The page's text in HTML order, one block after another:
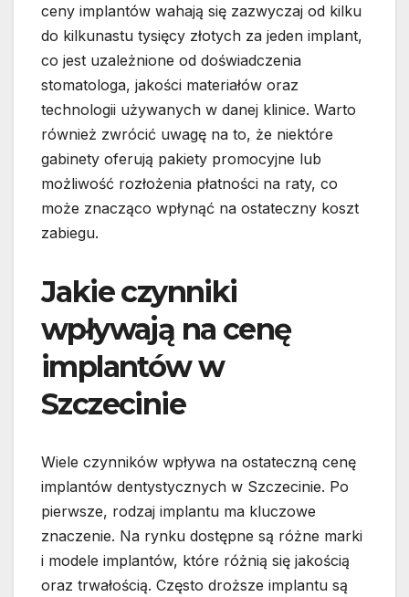
ceny implantów wahają się zazwyczaj od kilku
do kilkunastu tysięcy złotych za jeden implant,
co jest uzależnione od doświadczenia
stomatologa, jakości materiałów oraz
technologii używanych w danej klinice. Warto
również zwrócić uwagę na to, że niektóre
gabinety oferują pakiety promocyjne lub
możliwość rozłożenia płatności na raty, co
może znacząco wpłynąć na ostateczny koszt
zabiegu.
Jakie czynniki
wpływają na cenę
implantów w
Szczecinie
Wiele czynników wpływa na ostateczną cenę
implantów dentystycznych w Szczecinie. Po
pierwsze, rodzaj implantu ma kluczowe
znaczenie. Na rynku dostępne są różne marki
i modele implantów, które różnią się jakością
oraz trwałością. Często droższe implantu są